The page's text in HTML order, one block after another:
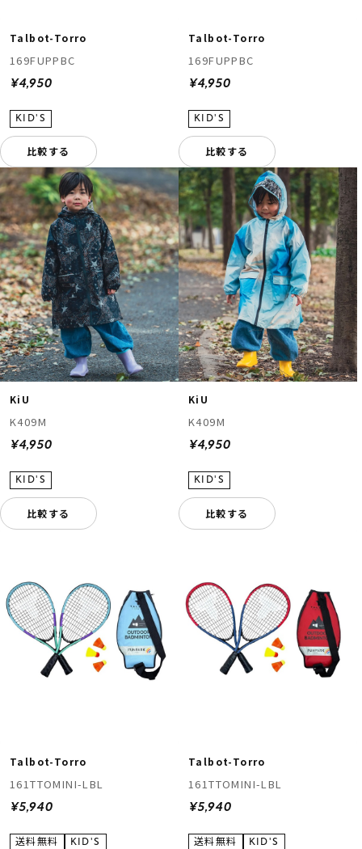
Talbot-Torro
169FUPPBC
¥4,950
比較する
Talbot-Torro
169FUPPBC
¥4,950
比較する
KiU
K409M
¥4,950
比較する
KiU
K409M
¥4,950
比較する
Talbot-Torro
161TTOMINI-LBL
¥5,940
Talbot-Torro
161TTOMINI-LBL
¥5,940